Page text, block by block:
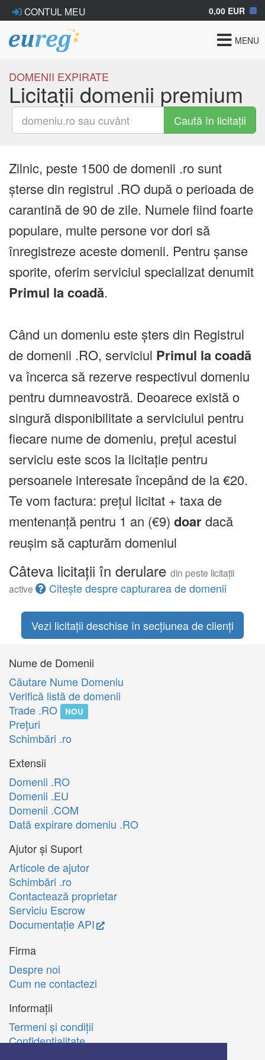
CONTUL MEU 0,00 EUR
Toggle
MENU
DOMENII EXPIRATE
Licitații domenii premium
Caută în licitații
Zilnic, peste 1500 de domenii .ro sunt
șterse din registrul .RO după o perioada de
carantină de 90 de zile. Numele fiind foarte
populare, multe persone vor dori să
înregistreze aceste domenii. Pentru șanse
sporite, oferim serviciul specializat denumit
Primul la coadă.
Când un domeniu este șters din Registrul
de domenii .RO, serviciul Primul la coadă
va încerca să rezerve respectivul domeniu
pentru dumneavostră. Deoarece există o
singură disponibilitate a serviciului pentru
fiecare nume de domeniu, prețul acestui
serviciu este scos la licitație pentru
persoanele interesate începând de la €20.
Te vom factura: prețul licitat + taxa de
mentenanță pentru 1 an (€9) doardacă
reușim să capturăm domeniul
Câteva licitații în derulare din peste licitații
active
Citește despre capturarea de domenii
Vezi licitații deschise în secțiunea de clienți
Nume de Domenii
Căutare Nume Domeniu
Verifică listă de domenii
Trade .RO
NOU
Preţuri
Schimbări .ro
Extensii
Domenii .RO
Domenii .EU
Domenii .COM
Dată expirare domeniu .RO
Ajutor și Suport
Articole de ajutor
Schimbări .ro
Contactează proprietar
Serviciu Escrow
Documentație API
Firma
Despre noi
Cum ne contactezi
Informații
Termeni şi condiţii
Confidenţialitate